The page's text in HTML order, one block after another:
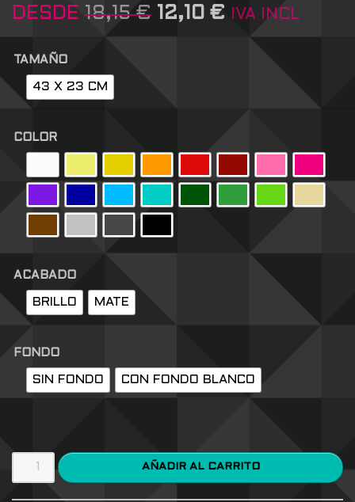
DESDE 18,15€ 12,10 € IVA INCL
TAMAÑO
43 X 23 CM
COLOR
ACABADO
BRILLO MATE
FONDO
SIN FONDO CON FONDO BLANCO
AÑADIR AL CARRITO